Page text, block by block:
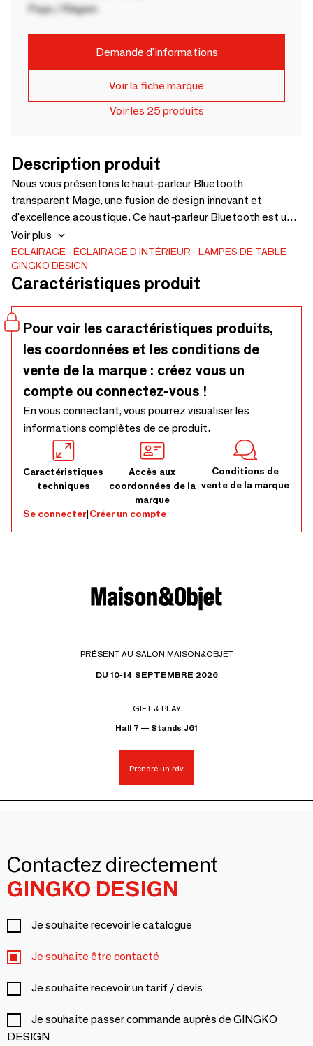
Pays / Région
Demande d'informations
Voir la fiche marque
Voir les 25 produits
Description produit
Nous vous présentons le haut-parleur Bluetooth
transparent Mage, une fusion de design innovant et
d'excellence acoustique. Ce haut-parleur Bluetooth est un
chef-d'œuvre de forme et de fonctionnalité, disponible
dans une élégante finition en noir mat ou en bois de noyer.
Sa structure transparente unique en fait une pièce
visuellement époustouflante et offre une expérience sonore
Bluetooth transparent Mage est doté d'un corps en ABS
durable avec une finition texturée en bois et en métal,
complété par un extérieur en acrylique transparent.
Voir plus
ECLAIRAGE ÉCLAIRAGE D'INTÉRIEUR
LAMPES DE TABLE
GINGKO DESIGN
Caractéristiques produit
Pour voir les caractéristiques produits,
les coordonnées et les conditions de
vente de la marque : créez vous un
compte ou connectez-vous !
En vous connectant, vous pourrez visualiser les
informations complètes de ce produit.
Caractéristiques
techniques
Accès aux
coordonnées de la
marque
Conditions de
vente de la marque
Se connecter|Créer un compte
PRÉSENT AU SALON MAISON&OBJET
DU 10-14 SEPTEMBRE 2026
GIFT & PLAY
Hall 7 — Stands J61
Prendre un rdv
Contactez directement
GINGKO DESIGN
Je souhaite recevoir le catalogue
Je souhaite être contacté
Je souhaite recevoir un tarif / devis
Je souhaite passer commande auprès de GINGKO
DESIGN